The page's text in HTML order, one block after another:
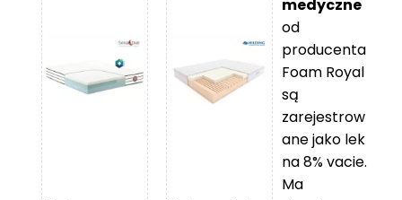
medyczne
od
producenta
Foam Royal
są
zarejestrow
ane jako lek
na 8% vacie.
Ma